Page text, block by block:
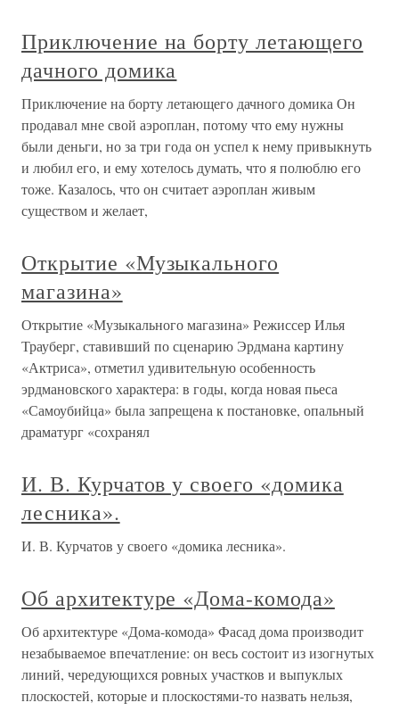
Приключение на борту летающего
дачного домика
Приключение на борту летающего дачного домика Он
продавал мне свой аэроплан, потому что ему нужны
были деньги, но за три года он успел к нему привыкнуть
и любил его, и ему хотелось думать, что я полюблю его
тоже. Казалось, что он считает аэроплан живым
существом и желает,
Открытие «Музыкального
магазина»
Открытие «Музыкального магазина» Режиссер Илья
Трауберг, ставивший по сценарию Эрдмана картину
«Актриса», отметил удивительную особенность
эрдмановского характера: в годы, когда новая пьеса
«Самоубийца» была запрещена к постановке, опальный
драматург «сохранял
И. В. Курчатов у своего «домика
лесника».
И. В. Курчатов у своего «домика лесника».
Об архитектуре «Дома-комода»
Об архитектуре «Дома-комода» Фасад дома производит
незабываемое впечатление: он весь состоит из изогнутых
линий, чередующихся ровных участков и выпуклых
плоскостей, которые и плоскостями-то назвать нельзя,